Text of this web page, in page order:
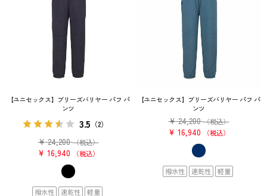
【ユニセックス】ブリーズバリヤー パフ パ
ンツ
3.5 （2）
¥ 24,200 （税込）
¥ 16,940 税込
撥水性 速乾性 軽量
【ユニセックス】ブリーズバリヤー パフ パ
ンツ
¥ 24,200 （税込）
¥ 16,940 税込
撥水性 速乾性 軽量